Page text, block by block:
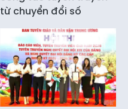
từ chuyển đổi số